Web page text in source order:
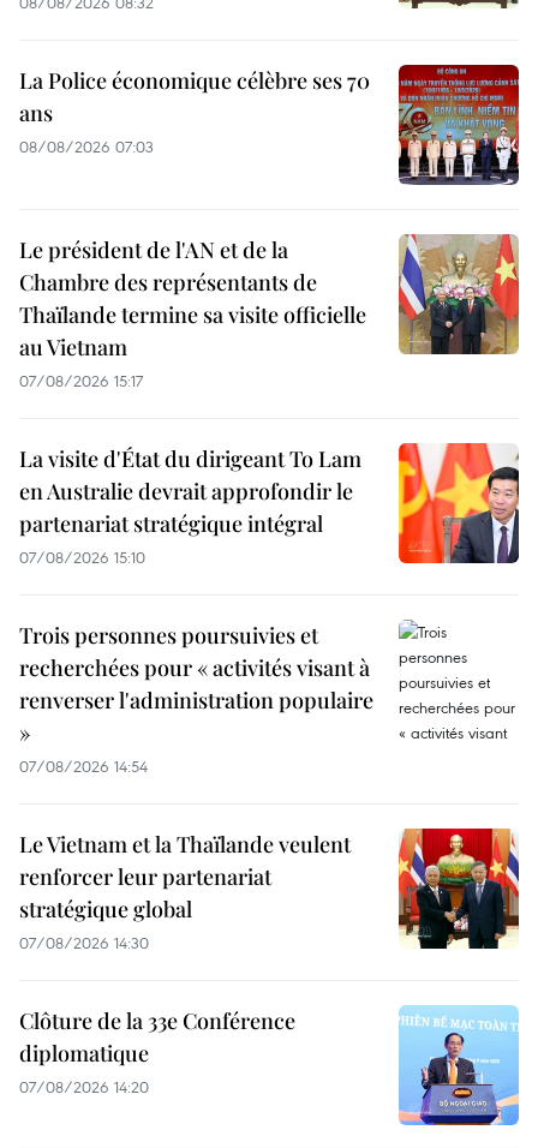
La Police économique célèbre ses 70
ans
08/08/2026 07:03
Le président de l'AN et de la
Chambre des représentants de
Thaïlande termine sa visite officielle
au Vietnam
07/08/2026 15:17
La visite d'État du dirigeant To Lam
en Australie devrait approfondir le
partenariat stratégique intégral
07/08/2026 15:10
Trois personnes poursuivies et
recherchées pour « activités visant à
renverser l'administration populaire
»
07/08/2026 14:54
Le Vietnam et la Thaïlande veulent
renforcer leur partenariat
stratégique global
07/08/2026 14:30
Clôture de la 33e Conférence
diplomatique
07/08/2026 14:20